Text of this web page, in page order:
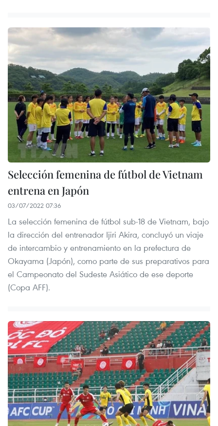
Selección femenina de fútbol de Vietnam
entrena en Japón
03/07/2022 07:36
La selección femenina de fútbol sub-18 de Vietnam, bajo
la dirección del entrenador Ijiri Akira, concluyó un viaje
de intercambio y entrenamiento en la prefectura de
Okayama (Japón), como parte de sus preparativos para
el Campeonato del Sudeste Asiático de ese deporte
(Copa AFF).